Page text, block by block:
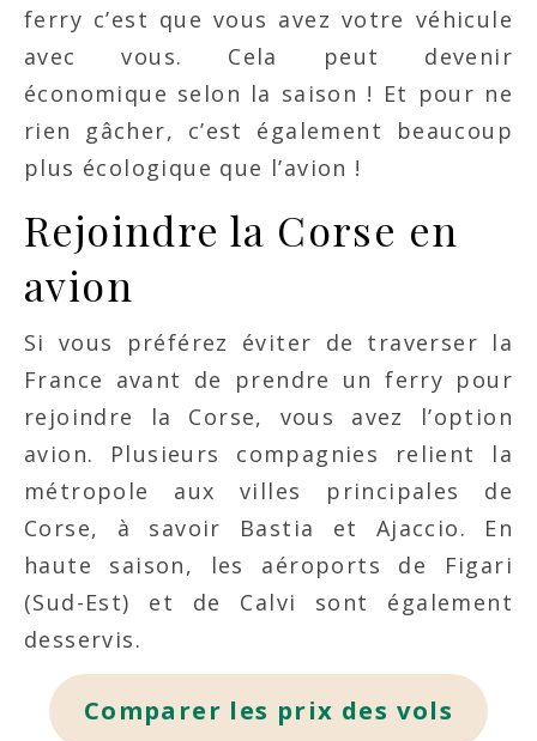
ferry c’est que vous avez votre véhicule
avec vous. Cela peut devenir
économique selon la saison ! Et pour ne
rien gâcher, c’est également beaucoup
plus écologique que l’avion !
Rejoindre la Corse en
avion
Si vous préférez éviter de traverser la
France avant de prendre un ferry pour
rejoindre la Corse, vous avez l’option
avion. Plusieurs compagnies relient la
métropole aux villes principales de
Corse, à savoir Bastia et Ajaccio. En
haute saison, les aéroports de Figari
(Sud-Est) et de Calvi sont également
desservis.
Comparer les prix des vols